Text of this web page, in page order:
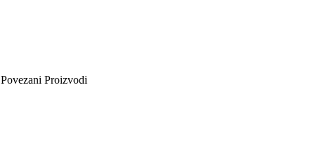
Povezani Proizvodi